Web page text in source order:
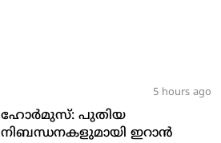
5 hours ago
ഹോർമുസ്: പുതിയ
നിബന്ധനകളുമായി ഇറാൻ